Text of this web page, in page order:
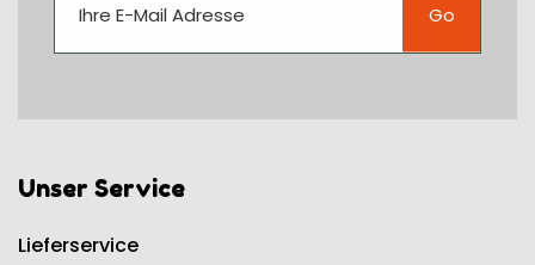
Go
Unser Service
Lieferservice